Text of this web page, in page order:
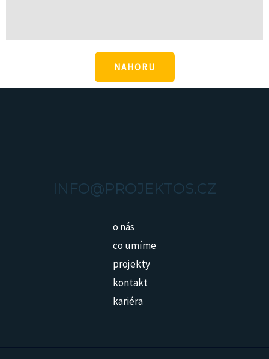
NAHORU
INFO@PROJEKTOS.CZ
o nás
co umíme
projekty
kontakt
kariéra